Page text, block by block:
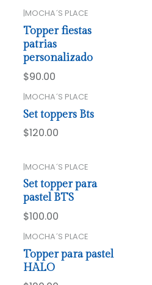
|MOCHA´S PLACE
Topper fiestas
patrias
personalizado
$90.00
|MOCHA´S PLACE
Set toppers Bts
$120.00
|MOCHA´S PLACE
Set topper para
pastel BTS
$100.00
|MOCHA´S PLACE
Topper para pastel
HALO